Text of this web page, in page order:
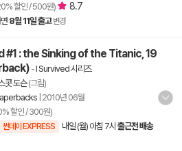
할인 / 500원) 8.7
8월 11일 출고 변경
#1 : the Sinking of the Titanic, 19
-I Survived 시리즈
콧 도슨(그림)
2010년 06월
할인 / 300원)
썬데이 EXPRESS 내일 (월) 아침 7시 출근전 배송